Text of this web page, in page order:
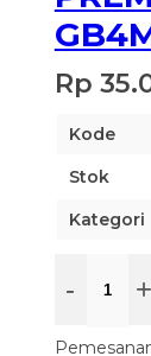
Rp
Kode
Stok
Kategori
- +